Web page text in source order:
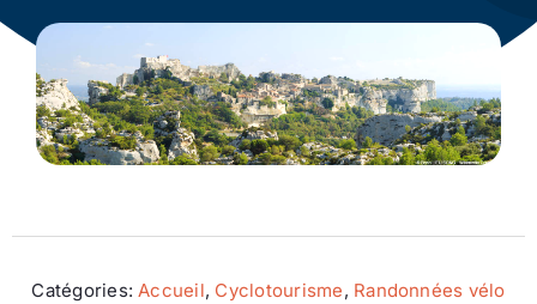
Actualité
Ecologie
Catégories:Accueil, Cyclotourisme, Randonnées vélo